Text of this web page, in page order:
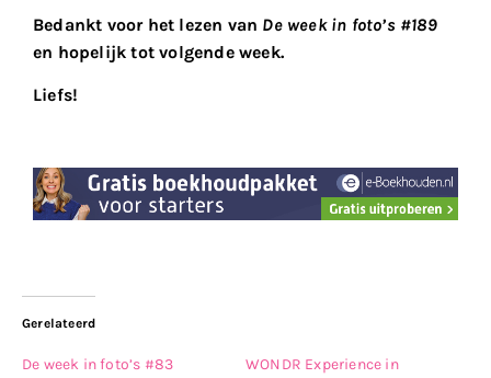
Bedankt voor het lezen van De week in foto’s #189
en hopelijk tot volgende week.
Liefs!
Gerelateerd
De week in foto’s #83
WONDR Experience in